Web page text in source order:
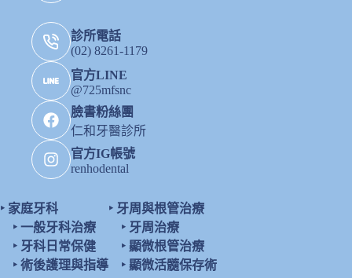
診所電話
(02) 8261-1179
官方LINE
@725mfsnc
臉書粉絲團
仁和牙醫診所
官方IG帳號
renhodental
‣ 家庭牙科
‣ 一般牙科治療
‣ 牙科日常保健
‣ 術後護理與指導
‣ 牙周與根管治療
‣ 牙周治療
‣ 顯微根管治療
‣ 顯微活髓保存術